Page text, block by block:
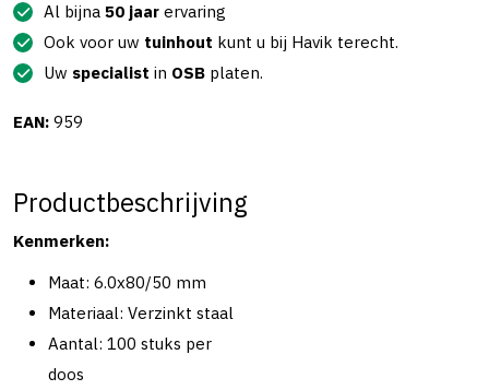
Al bijna 50 jaar ervaring
Ook voor uw tuinhout kunt u bij Havik terecht.
Uw specialist in OSB platen.
EAN: 959
Productbeschrijving
Kenmerken:
Maat: 6.0x80/50 mm
Materiaal: Verzinkt staal
Aantal: 100 stuks per
doos